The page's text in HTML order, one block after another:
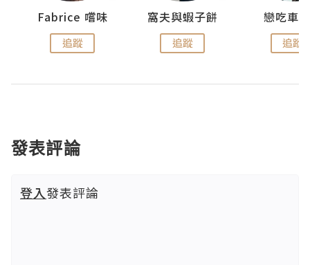
Fabrice 嚐味
追蹤
窩夫與蝦子餅
追蹤
戀吃車
追蹤
發表評論
登入發表評論